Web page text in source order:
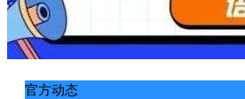
官方动态